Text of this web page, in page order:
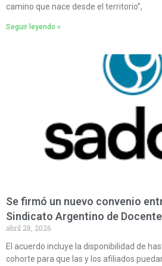
camino que nace desde el territorio”,
Seguir leyendo »
Se firmó un nuevo convenio
Sindicato Argentino de
abril 28, 2026
El acuerdo incluye la disponibilidad de
cohorte para que las y los afiliados